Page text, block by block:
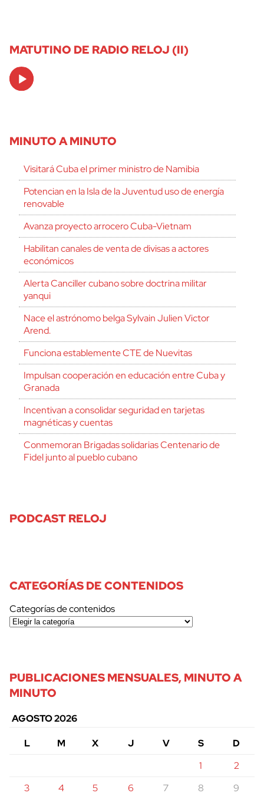
MATUTINO DE RADIO RELOJ (II)
Audio
Player
MINUTO A MINUTO
Visitará Cuba el primer ministro de Namibia
Potencian en la Isla de la Juventud uso de energía
renovable
Avanza proyecto arrocero Cuba-Vietnam
Habilitan canales de venta de divisas a actores
económicos
Alerta Canciller cubano sobre doctrina militar
yanqui
Nace el astrónomo belga Sylvain Julien Victor
Arend.
Funciona establemente CTE de Nuevitas
Impulsan cooperación en educación entre Cuba y
Granada
Incentivan a consolidar seguridad en tarjetas
magnéticas y cuentas
Conmemoran Brigadas solidarias Centenario de
Fidel junto al pueblo cubano
PODCAST RELOJ
CATEGORÍAS DE CONTENIDOS
Categorías de contenidos
PUBLICACIONES MENSUALES, MINUTO A
MINUTO
AGOSTO 2026
L
M X J V S
D
1
2
3
4 5 6 7 8 9